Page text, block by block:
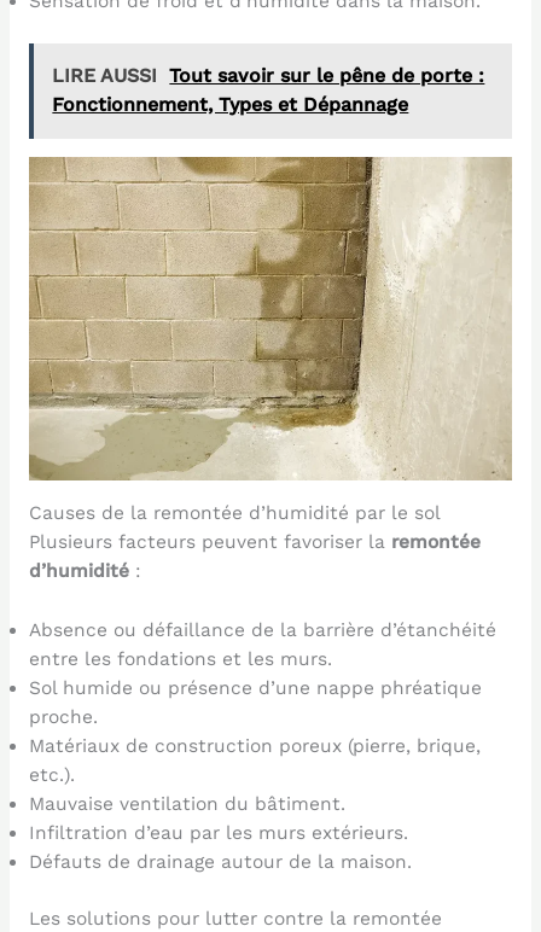
LIRE AUSSI Tout savoir sur le pêne de porte :
Fonctionnement, Types et Dépannage
Causes de la remontée d’humidité par le sol
Plusieurs facteurs peuvent favoriser la remontée
d’humidité:
Absence ou défaillance de la barrière d’étanchéité
entre les fondations et les murs.
Sol humide ou présence d’une nappe phréatique
proche.
Matériaux de construction poreux (pierre, brique,
etc.).
Mauvaise ventilation du bâtiment.
Infiltration d’eau par les murs extérieurs.
Défauts de drainage autour de la maison.
Les solutions pour lutter contre la remontée